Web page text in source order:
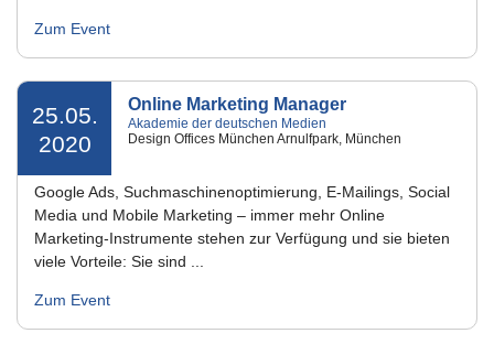
Zum Event
25.05.
2020
Online Marketing Manager
Akademie der deutschen Medien
Design Offices München Arnulfpark, München
Google Ads, Suchmaschinenoptimierung, E-Mailings, Social
Media und Mobile Marketing – immer mehr Online
Marketing-Instrumente stehen zur Verfügung und sie bieten
viele Vorteile: Sie sind ...
Zum Event